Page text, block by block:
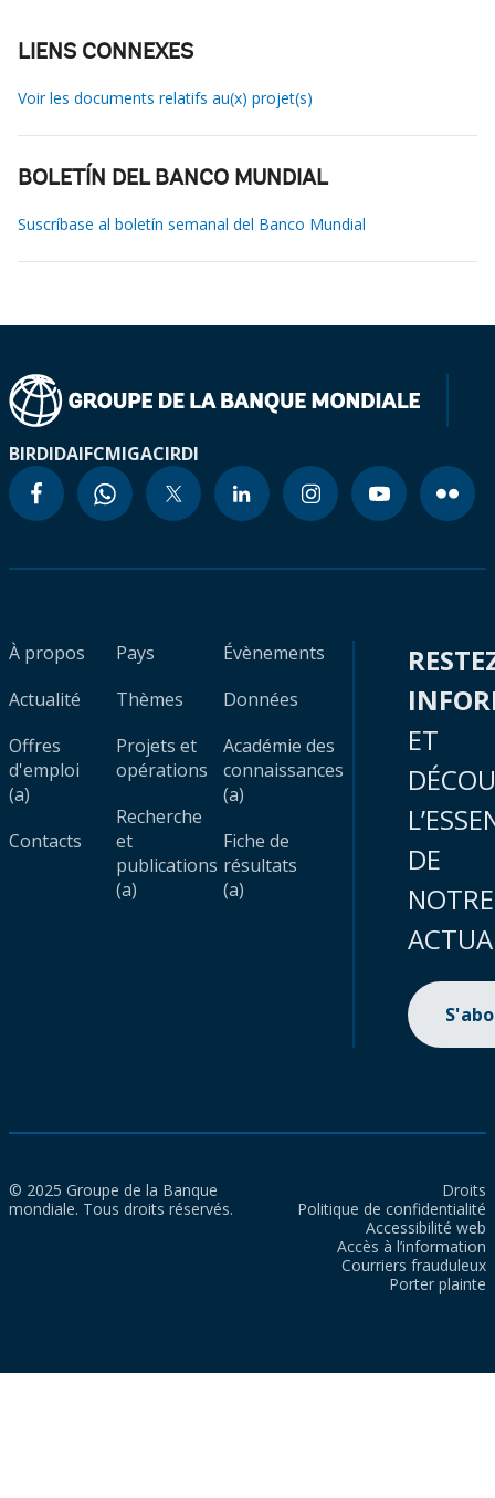
LIENS CONNEXES
Voir les documents relatifs au(x) projet(s)
BOLETÍN DEL BANCO MUNDIAL
Suscríbase al boletín semanal del Banco Mundial
BIRDIDAIFCMIGACIRDI
À propos
Actualité
Offres
d'emploi
(a)
Contacts
Pays
Thèmes
Projets et
opérations
Recherche
et
publications
(a)
Évènements
Données
Académie des
connaissances
(a)
Fiche de
résultats
(a)
ET
DE
NOTRE
© 2025 Groupe de la Banque
mondiale. Tous droits réservés.
Droits
Politique de confidentialité
Accessibilité web
Accès à l’information
Courriers frauduleux
Porter plainte